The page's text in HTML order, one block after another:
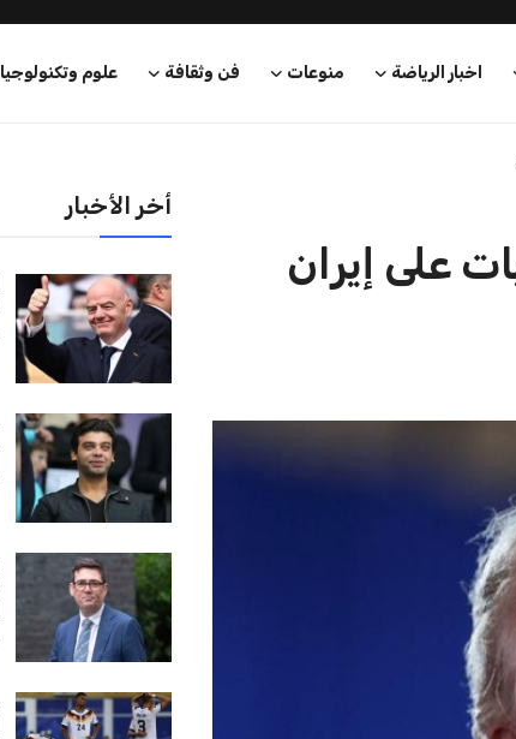
اخبار الرياضة منوعات فن وثقافة علوم وتكنولوجيا
على إيران
أخر الأخبار